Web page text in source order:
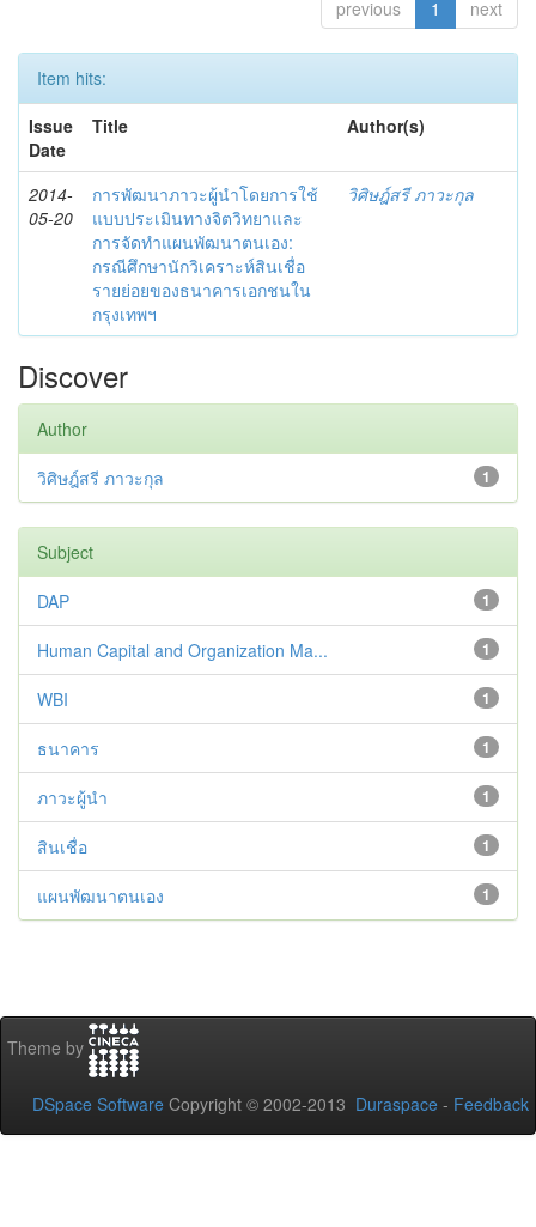
previous 1 next
Item hits:
Issue
Date
Title Author(s)
2014-
05-20
การพัฒนาภาวะผู้นำโดยการใช้
แบบประเมินทางจิตวิทยาและ
การจัดทำแผนพัฒนาตนเอง:
กรณีศึกษานักวิเคราะห์สินเชื่อ
รายย่อยของธนาคารเอกชนใน
กรุงเทพฯ
วิศิษฎ์สรี ภาวะกุล
Discover
Author
1
วิศิษฎ์สรี ภาวะกุล
Subject
1
DAP
1
Human Capital and Organization Ma...
1
WBI
1
ธนาคาร
1
ภาวะผู้นำ
1
สินเชื่อ
1
แผนพัฒนาตนเอง
Theme by
DSpace Software Copyright © 2002-2013 Duraspace - Feedback